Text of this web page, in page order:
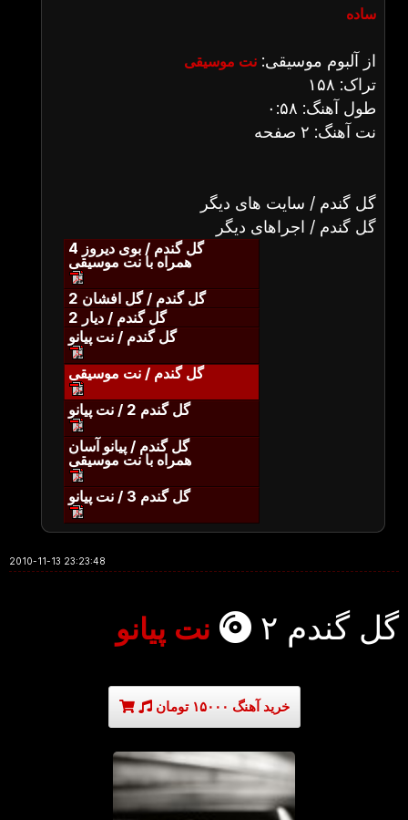
ساده
از آلبوم موسیقی: نت موسیقی
تراک: ۱۵۸
طول آهنگ: ۰:۵۸
نت آهنگ: ۲ صفحه
گل گندم / سایت های دیگر
گل گندم / اجراهای دیگر
گل گندم / بوی دیروز 4
همراه با نت موسیقی
گل گندم / گل افشان 2
گل گندم / دیار 2
گل گندم / نت پیانو
گل گندم / نت موسیقی
گل گندم 2 / نت پیانو
گل گندم / پیانو آسان
همراه با نت موسیقی
گل گندم 3 / نت پیانو
2010-11-13 23:23:48
گل گندم ۲ نت پیانو
خرید آهنگ ۱۵۰۰۰ تومان